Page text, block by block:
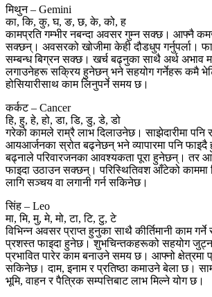
मिथुन – Gemini
का, कि, कु, घ, ङ, छ, के, को, ह
कामप्रति गम्भीर नबन्दा अवसर गुम्न सक्छ। आफ्नै
सक्छन्। अवसरको खोजीमा केही दौडधुप गर्नुपर्ला।
सम्बन्ध बिग्रन सक्छ। खर्च बढ्नुका साथै अर्थ
लगाउनेहरू सक्रिय हुनेछन् भने सहयोग गर्नेहरू कमै
होसियारीसाथ काम लिनुपर्ने समय छ।
कर्कट – Cancer
हि, हु, हे, हो, डा, डि, डु, डे, डो
गरेको कामले राम्रै लाभ दिलाउनेछ। साझेदारीमा पनि
आयआर्जनका स्रोत बढ्नेछन् भने व्यापारमा पनि
बढ्नाले परिवारजनका आवश्यकता पूरा हुनेछन्। तर
फाइदा उठाउन सक्छन्। परिस्थितिवश आँटेको काममा
लागि सञ्चय वा लगानी गर्न सकिनेछ।
सिंह – Leo
मा, मि, मु, मे, मो, टा, टि, टु, टे
विभिन्न अवसर प्राप्त हुनुका साथै कीर्तिमानी काम
प्रशस्त फाइदा हुनेछ। शुभचिन्तकहरूको सहयोग
प्रभावित पारेर काम बनाउने समय छ। आफ्नो क्षेत्रमा
सकिनेछ। दाम, इनाम र प्रतिष्ठा कमाउने बेला छ।
भूमि, वाहन र पैत्रिक सम्पत्तिबाट लाभ मिल्ने योग छ।